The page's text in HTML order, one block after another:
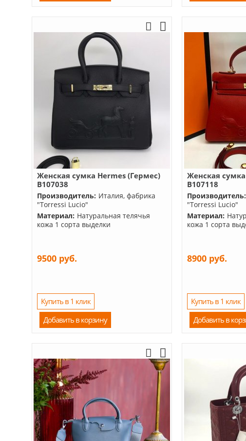
Женская сумка Hermes (Гермес)
B107038
Производитель: Италия, фабрика
"Torressi Lucio"
Материал: Натуральная телячья
кожа 1 сорта выделки
9500 руб.
Купить в 1 клик
Добавить в корзину
Женская
B107118
Производитель:
"Torressi Lucio"
Материал:
кожа 1 сорта
8900 руб.
Купить в 1 клик
Добавить в